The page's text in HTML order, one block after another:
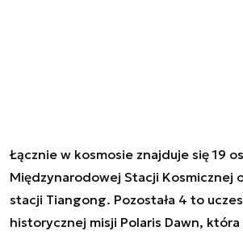
Łącznie w kosmosie znajduje się 19
Międzynarodowej Stacji Kosmicznej
stacji Tiangong. Pozostała 4 to
historycznej misji Polaris Dawn, która